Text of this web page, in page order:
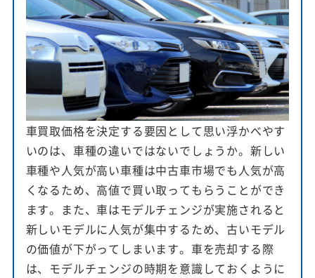
車買取価格を決定する要因として思い浮かべやす
いのは、車種の違いではないでしょうか。新しい
車種や人気が高い車種は中古車市場でも人気が高
くなるため、高値で買い取ってもらうことができ
ます。また、車はモデルチェンジが実施されると
新しいモデルに人気が集中するため、古いモデル
の価値が下がってしまいます。車を売却する際
は、モデルチェンジの時期を意識しておくように